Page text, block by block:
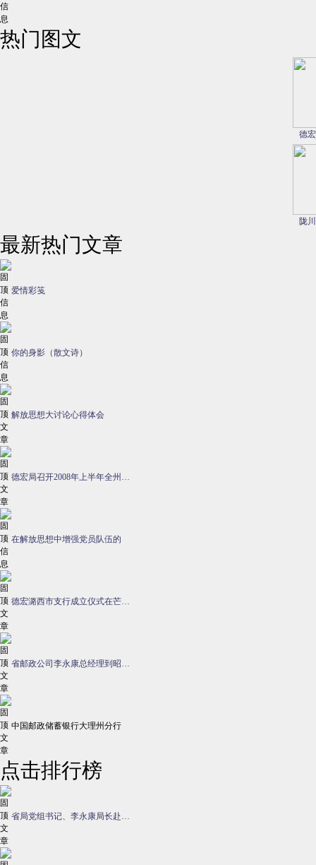
热门图文
德
陇
最新热门文章
爱情彩笺
你的身影（散文诗）
解放思想大讨论心得体会
德宏局召开2008年上半年全州…
在解放思想中增强党员队伍的
德宏潞西市支行成立仪式在芒…
省邮政公司李永康总经理到昭…
中国邮政储蓄银行大理州分行
点击排行榜
省局党组书记、李永康局长赴…